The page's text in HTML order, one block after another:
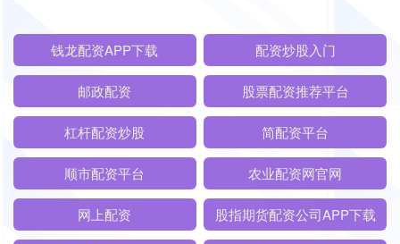
钱龙配资APP下载 配资炒股入门
邮政配资 股票配资推荐平台
杠杆配资炒股 简配资平台
顺市配资平台 农业配资网官网
网上配资 股指期货配资公司APP下载